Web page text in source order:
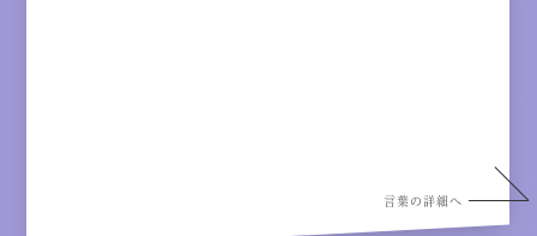
言葉の詳細へ